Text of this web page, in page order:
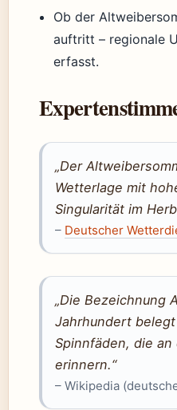
Ob der
auftritt – regionale
erfasst.
„Der
Wetterlage mit
Singularität im
– Deutscher
„Die Bezeichnung
Jahrhundert
Spinnfäden, die an
erinnern.“
– Wikipedia